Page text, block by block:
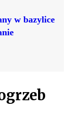
w bazylice